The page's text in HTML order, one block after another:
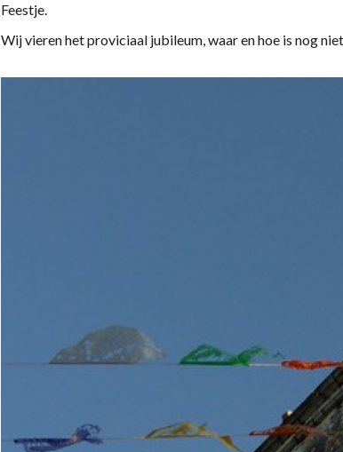
Feestje.
Wij vieren het proviciaal jubileum, waar en hoe is nog